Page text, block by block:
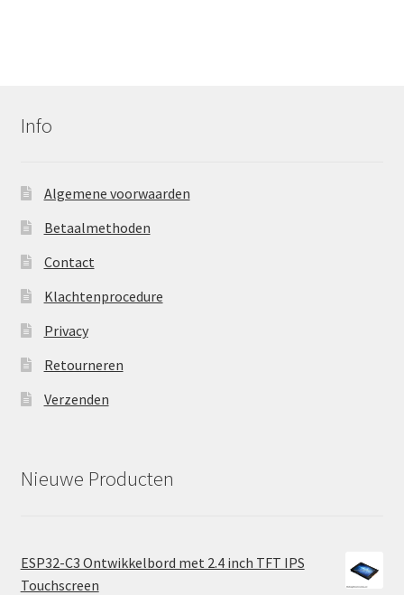
Info
Algemene voorwaarden
Betaalmethoden
Contact
Klachtenprocedure
Privacy
Retourneren
Verzenden
Nieuwe Producten
ESP32-C3 Ontwikkelbord met 2.4 inch TFT IPS
Touchscreen